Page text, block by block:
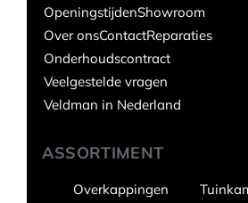
ASSORTIMENT
Overkappingen
OpeningstijdenShowroom
Over onsContactReparaties
Onderhoudscontract
Veelgestelde vragen
Veldman in Nederland